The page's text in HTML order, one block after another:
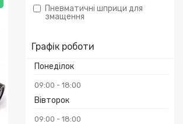
Пневматичні шприци для
змащення
Графік роботи
Понеділок
09:00 18:00
Вівторок
09:00 18:00